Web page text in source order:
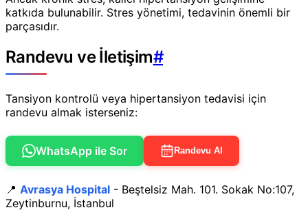
katkıda bulunabilir. Stres yönetimi, tedavinin önemli bir
parçasıdır.
Randevu ve İletişim#
Tansiyon kontrolü veya hipertansiyon tedavisi için
randevu almak isterseniz:
WhatsApp ile Sor Randevu Al
📍 Avrasya Hospital - Beştelsiz Mah. 101. Sokak No:107,
Zeytinburnu, İstanbul